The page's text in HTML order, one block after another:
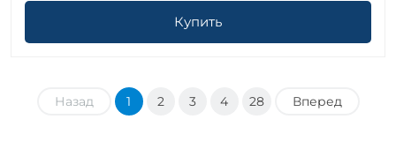
Купить
Назад 1 2 3 4 28 Вперед